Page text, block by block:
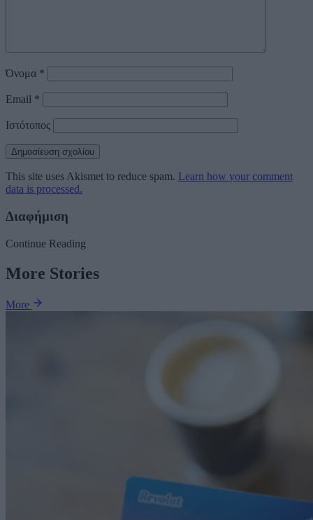
Όνομα *
Email *
Ιστότοπος
This site uses Akismet to reduce spam. Learn how your comment
data is processed.
Διαφήμιση
Continue Reading
More Stories
More